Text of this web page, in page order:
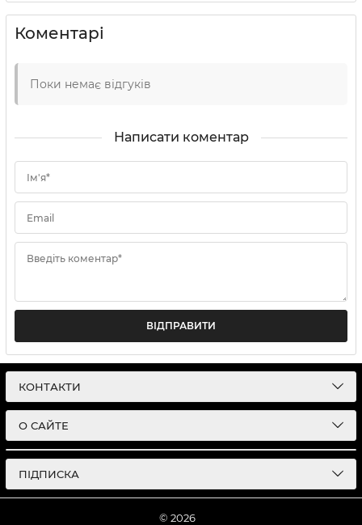
Коментарі
Поки немає відгуків
Написати коментар
Ім'я*
Email
Введіть коментар*
ВІДПРАВИТИ
КОНТАКТИ
О САЙТЕ
ПІДПИСКА
© 2026